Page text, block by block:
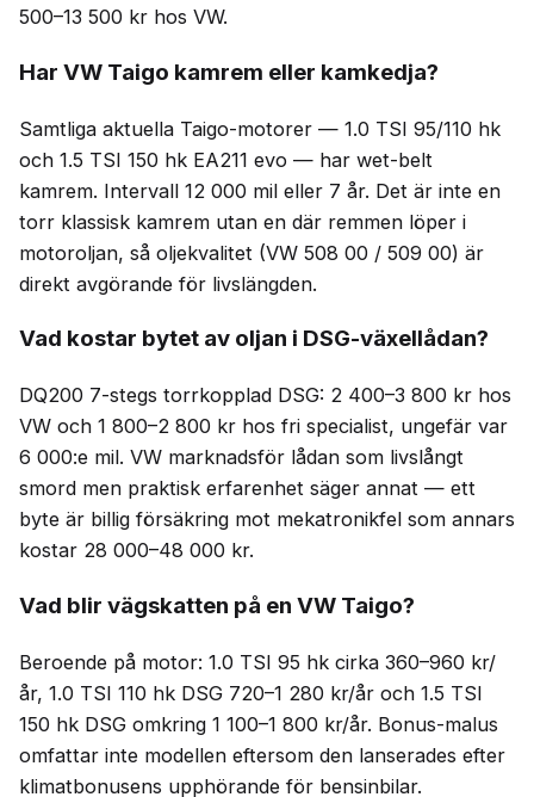
500–13 500 kr hos VW.
Har VW Taigo kamrem eller kamkedja?
Samtliga aktuella Taigo-motorer — 1.0 TSI 95/110 hk
och 1.5 TSI 150 hk EA211 evo — har wet-belt
kamrem. Intervall 12 000 mil eller 7 år. Det är inte en
torr klassisk kamrem utan en där remmen löper i
motoroljan, så oljekvalitet (VW 508 00 / 509 00) är
direkt avgörande för livslängden.
Vad kostar bytet av oljan i DSG-växellådan?
DQ200 7-stegs torrkopplad DSG: 2 400–3 800 kr hos
VW och 1 800–2 800 kr hos fri specialist, ungefär var
6 000:e mil. VW marknadsför lådan som livslångt
smord men praktisk erfarenhet säger annat — ett
byte är billig försäkring mot mekatronikfel som annars
kostar 28 000–48 000 kr.
Vad blir vägskatten på en VW Taigo?
Beroende på motor: 1.0 TSI 95 hk cirka 360–960 kr/
år, 1.0 TSI 110 hk DSG 720–1 280 kr/år och 1.5 TSI
150 hk DSG omkring 1 100–1 800 kr/år. Bonus-malus
omfattar inte modellen eftersom den lanserades efter
klimatbonusens upphörande för bensinbilar.